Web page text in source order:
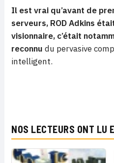
Il est vrai qu’avant de
serveurs, ROD Adkins
visionnaire, c’était
reconnu du pervasive
intelligent.
NOS LECTEURS ONT LU